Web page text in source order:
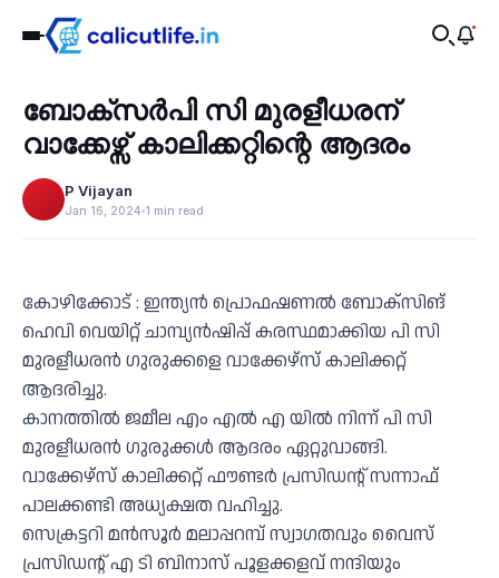
‹
Sports
ബോക്സർപി സി മുരളീധരന്
വാക്കേഴ്സ് കാലിക്കറ്റിന്റെ ആദരം
P Vijayan
Jan 16, 2024 1 min read
കോഴിക്കോട് : ഇന്ത്യൻ പ്രൊഫഷണൽ ബോക്സിങ്
ഹെവി വെയിറ്റ് ചാമ്പ്യൻഷിപ്പ് കരസ്ഥമാക്കിയ പി സി
മുരളീധരൻ ഗുരുക്കളെ വാക്കേഴ്സ് കാലിക്കറ്റ്
ആദരിച്ചു.
കാനത്തിൽ ജമീല എം എൽ എ യിൽ നിന്ന് പി സി
മുരളീധരൻ ഗുരുക്കൾ ആദരം ഏറ്റുവാങ്ങി.
വാക്കേഴ്സ് കാലിക്കറ്റ് ഫൗണ്ടർ പ്രസിഡന്റ് സന്നാഫ്
പാലക്കണ്ടി അധ്യക്ഷത വഹിച്ചു.
സെക്രട്ടറി മൻസൂർ മലാപ്പറമ്പ് സ്വാഗതവും വൈസ്
പ്രസിഡന്റ്‌ എ ടി ബിനാസ് പൂളക്കളവ് നന്ദിയും